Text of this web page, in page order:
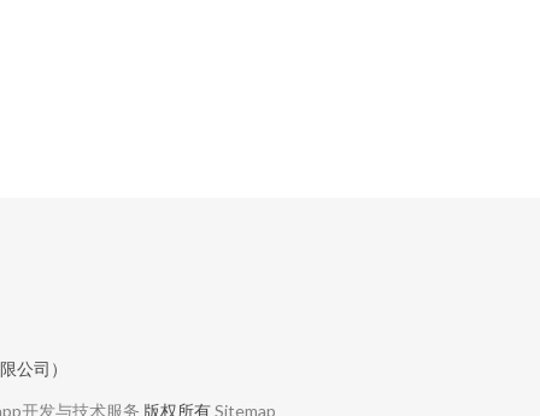
公司）
开发与技术服务 版权所有Sitemap